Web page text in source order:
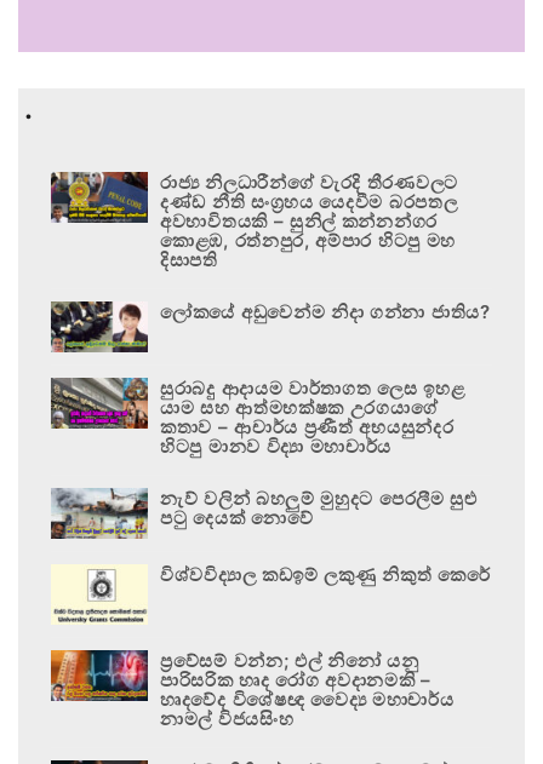
.
රාජ්‍ය නිලධාරීන්ගේ වැරදි තීරණවලට
දණ්ඩ නීති සංග්‍රහය යෙදවීම බරපතල
අවභාවිතයකි – සුනිල් කන්නන්ගර
කොළඹ, රත්නපුර, අම්පාර හිටපු මහ
දිසාපති
ලෝකයේ අඩුවෙන්ම නිදා ගන්නා ජාතිය?
සුරාබදු ආදායම වාර්තාගත ලෙස ඉහළ
යාම සහ ආත්මභක්ෂක උරගයාගේ
කතාව – ආචාර්ය ප්‍රණීත් අභයසුන්දර
හිටපු මානව විද්‍යා මහාචාර්ය
නැව් වලින් බහලුම් මුහුදට පෙරලීම සුළු
පටු දෙයක් නොවේ
විශ්වවිද්‍යාල කඩඉම් ලකුණු නිකුත් කෙරේ
ප්‍රවේසම් වන්න; එල් නිනෝ යනු
පාරිසරික හෘද රෝග අවදානමකි –
හෘදවේද විශේෂඥ වෛද්‍ය මහාචාර්ය
නාමල් විජයසිංහ